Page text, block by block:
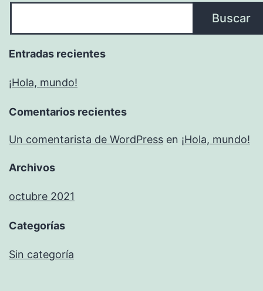
Buscar
Entradas recientes
¡Hola, mundo!
Comentarios recientes
Un comentarista de WordPress en ¡Hola, mundo!
Archivos
octubre 2021
Categorías
Sin categoría